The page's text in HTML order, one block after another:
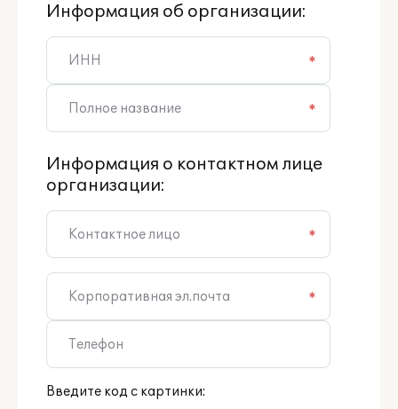
Информация об организации:
*
*
Информация о контактном лице
организации:
*
*
Введите код с картинки: